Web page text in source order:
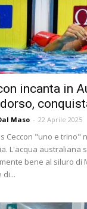
incanta in
Maso - 22 Aprile 2025
Ceccon "uno e trino"
L'acqua australiana
bene al siluro di
di...